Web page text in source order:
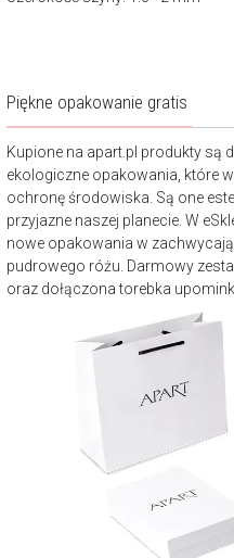
Piękne opakowanie gratis
Kupione na apart.pl produkty są
ekologiczne opakowania, które
ochronę środowiska. Są one
przyjazne naszej planecie. W
nowe opakowania w
pudrowego różu. Darmowy
oraz dołączona torebka